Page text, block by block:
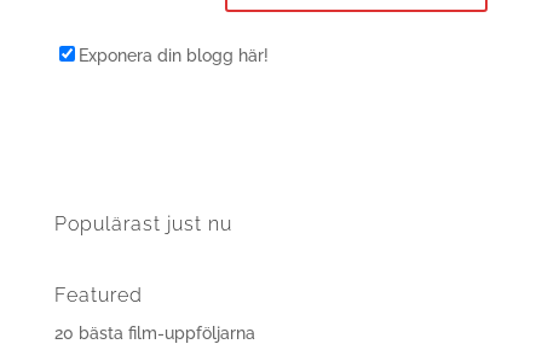
Exponera din blogg här!
Populärast just nu
Featured
20 bästa film-uppföljarna